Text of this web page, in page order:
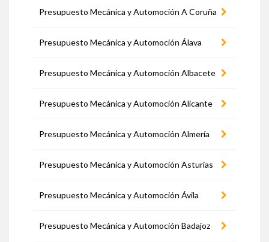
Presupuesto Mecánica y Automoción A Coruña
Presupuesto Mecánica y Automoción Álava
Presupuesto Mecánica y Automoción Albacete
Presupuesto Mecánica y Automoción Alicante
Presupuesto Mecánica y Automoción Almería
Presupuesto Mecánica y Automoción Asturias
Presupuesto Mecánica y Automoción Ávila
Presupuesto Mecánica y Automoción Badajoz